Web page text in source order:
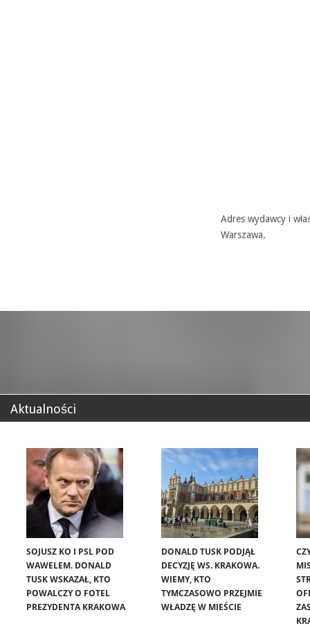
Adres wydawcy i
Warszawa.
Aktualności
SOJUSZ KO I PSL POD
WAWELEM. DONALD
TUSK WSKAZAŁ, KTO
POWALCZY O FOTEL
PREZYDENTA KRAKOWA
DONALD TUSK PODJĄŁ
DECYZJĘ WS. KRAKOWA.
WIEMY, KTO
TYMCZASOWO PRZEJMIE
WŁADZĘ W MIEŚCIE